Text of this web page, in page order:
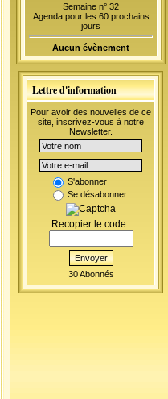
Semaine n° 32
Agenda pour les 60 prochains
jours
Aucun évènement
Lettre d'information
Pour avoir des nouvelles de ce
site, inscrivez-vous à notre
Newsletter.
S'abonner
Se désabonner
Recopier le code :
Envoyer
30 Abonnés